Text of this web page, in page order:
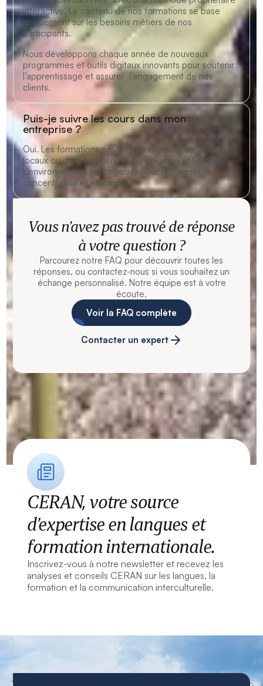
interactive. Le contenu de nos formations se base
uniquement sur les besoins métiers de nos
participants.
Nous développons chaque année de nouveaux
programmes et outils digitaux innovants pour soutenir
l’apprentissage et assurer l’engagement de nos
clients.
Puis-je suivre les cours dans mon
entreprise ?
Oui. Les formations peuvent se dérouler dans vos
locaux ou dans nos centres en Belgique et France.
L’environnement est organisé pour maximiser
concentration et efficacité.
Vous n’avez pas trouvé de réponse
à votre question ?
Parcourez notre FAQ pour découvrir toutes les
réponses, ou contactez-nous si vous souhaitez un
échange personnalisé. Notre équipe est à votre
écoute.
Voir la FAQ complète
Contacter un expert
CERAN, votre source
d’expertise en langues et
formation internationale.
Inscrivez-vous à notre newsletter et recevez les
analyses et conseils CERAN sur les langues, la
formation et la communication interculturelle.